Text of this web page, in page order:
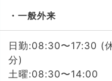
一般外来
日勤:08:30〜17:30 (
分)
土曜:08:30〜14:00